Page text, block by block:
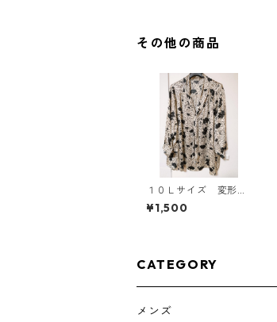
その他の商品
１０Ｌサイズ 変形ド
ット 花柄 ボウタイ
ブラウス オフホワイ
¥1,500
CATEGORY
メンズ